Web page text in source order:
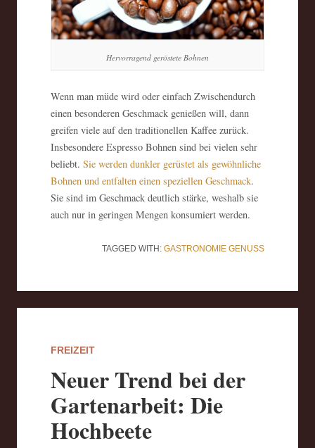
Hervorragend geröstete Bohnen
Wenn man müde wird oder einfach Zwischendurch
einen besonderen Geschmack genießen will, dann
greifen viele auf den traditionellen Kaffee zurück.
Insbesondere Espresso Bohnen sind bei vielen sehr
beliebt. Sie werden dunkler gerüstet als gewöhnliche
Bohnen und entfalten einen speziellen Geschmack.
Sie sind im Geschmack deutlich stärke, weshalb sie
auch nur in geringen Mengen konsumiert werden.
TAGGED WITH: GASTRONOMIE GENUSS
FREIZEIT
Neuer Trend bei der
Gartenarbeit: Die
Hochbeete